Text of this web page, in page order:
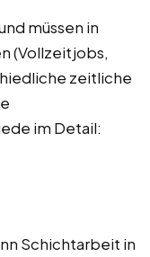
müssen in
(Vollzeitjobs,
zeitliche
im Detail:
Schichtarbeit in